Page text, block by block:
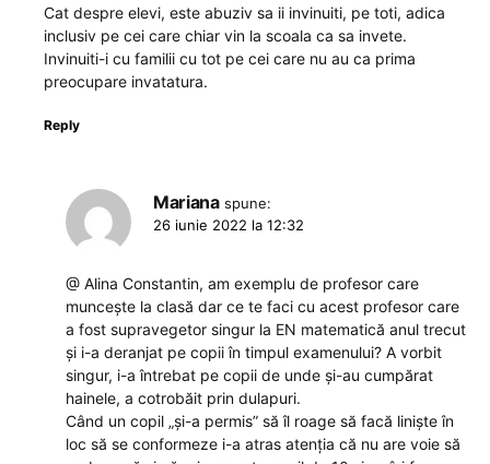
Cat despre elevi, este abuziv sa ii invinuiti, pe toti, adica
inclusiv pe cei care chiar vin la scoala ca sa invete.
Invinuiti-i cu familii cu tot pe cei care nu au ca prima
preocupare invatatura.
Reply
Mariana spune:
26 iunie 2022 la 12:32
@ Alina Constantin, am exemplu de profesor care
muncește la clasă dar ce te faci cu acest profesor care
a fost supravegetor singur la EN matematică anul trecut
și i-a deranjat pe copii în timpul examenului? A vorbit
singur, i-a întrebat pe copii de unde și-au cumpărat
hainele, a cotrobăit prin dulapuri.
Când un copil „și-a permis” să îl roage să facă liniște în
loc să se conformeze i-a atras atenția că nu are voie să